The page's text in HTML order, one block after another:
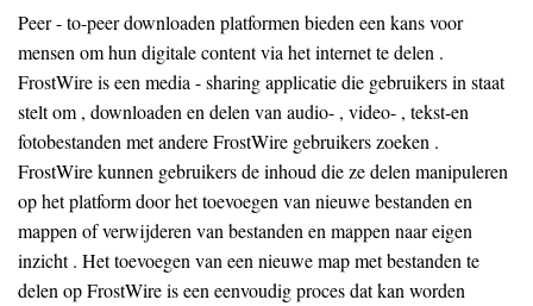
Peer - to-peer downloaden platformen bieden een kans voor
mensen om hun digitale content via het internet te delen .
FrostWire is een media - sharing applicatie die gebruikers in staat
stelt om , downloaden en delen van audio- , video- , tekst-en
fotobestanden met andere FrostWire gebruikers zoeken .
FrostWire kunnen gebruikers de inhoud die ze delen manipuleren
op het platform door het toevoegen van nieuwe bestanden en
mappen of verwijderen van bestanden en mappen naar eigen
inzicht . Het toevoegen van een nieuwe map met bestanden te
delen op FrostWire is een eenvoudig proces dat kan worden